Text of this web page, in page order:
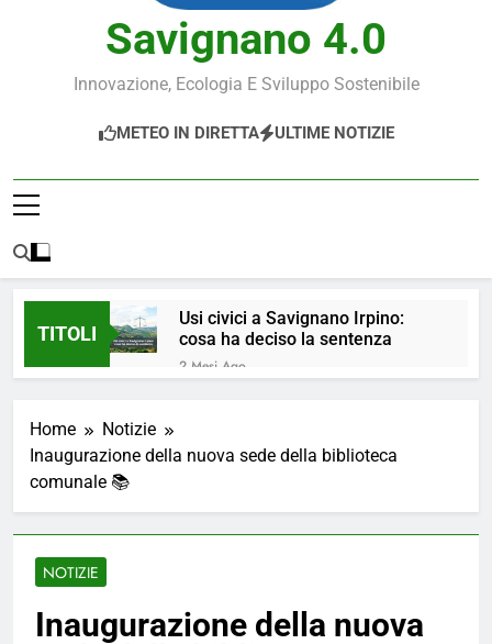
Savignano 4.0
Innovazione, Ecologia E Sviluppo Sostenibile
METEO IN DIRETTA ULTIME NOTIZIE
TITOLI
Usi civici a Savignano Irpino:
cosa ha deciso la sentenza
2 Mesi Ago
ORDINANZA N. 8/2026 –
4 Mesi Ago
📢Aggiornamento Situazione
⚠️ Emergenza Acqua a
Savignano Irpino: Ordinanza n. 7
Home
Notizie
Inaugurazione della nuova sede della biblioteca
comunale 📚
NOTIZIE
Inaugurazione della nuova